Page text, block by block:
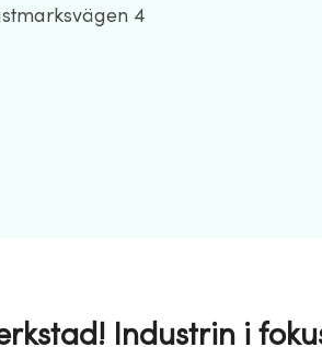
4
Industrin i